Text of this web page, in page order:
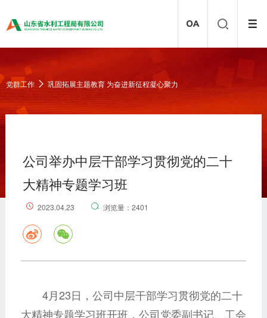
党群工作 巩固拓展主题教育 为奋进新征程凝心聚力
公司举办中层干部学习贯彻党的二十
大精神专题学习班
2023.04.23 浏览量：2401
4月23日，公司中层干部学习贯彻党的二十
大精神专题学习班开班，公司党委副书记、工会